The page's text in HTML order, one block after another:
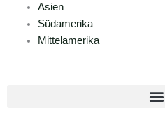
Asien
Südamerika
Mittelamerika